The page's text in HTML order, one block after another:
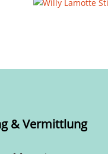
& Vermittlung